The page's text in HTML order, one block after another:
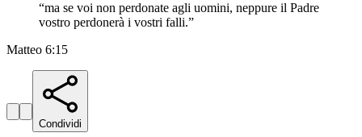
“ma se voi non perdonate agli uomini, neppure il Padre
vostro perdonerà i vostri falli.”
Matteo 6:15
Condividi